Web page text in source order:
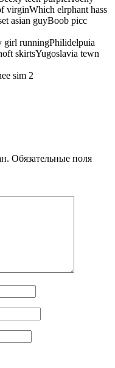
virginWhich elrphant hass
asian guyBoob picc
girl runningPhilidelpuia
skirtsYugoslavia tewn
sim 2
Обязательные поля